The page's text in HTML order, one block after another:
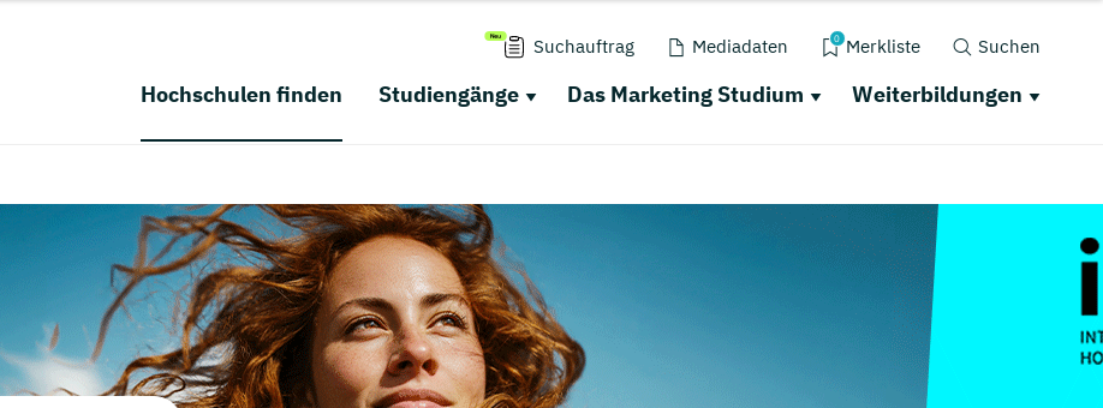
Suchauftrag Mediadaten 0 Merkliste Suchen
Hochschulen finden Studiengänge Das Marketing Studium Weiterbildungen